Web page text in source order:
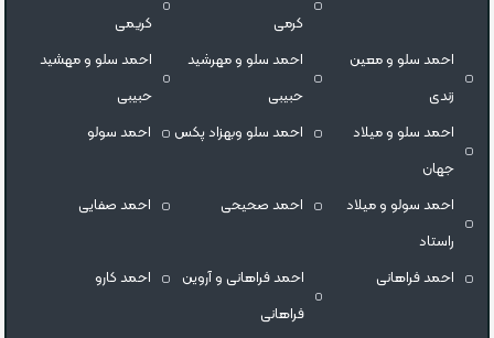
کرمی
کریمی
احمد سلو و معین
زندی
احمد سلو و مهرشید
حبیبی
احمد سلو و مهشید
حبیبی
احمد سلو و میلاد
جهان
احمد سلو وبهزاد پکس احمد سولو
احمد سولو و میلاد
راستاد
احمد صحیحی احمد صفایی
احمد فراهانی
احمد فراهانی و آروین
فراهانی
احمد کارو